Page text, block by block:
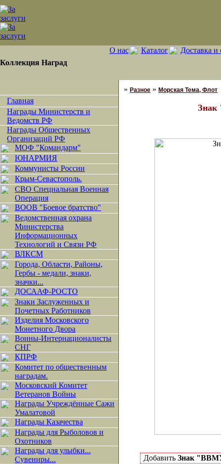
Коллекция Наград
О нас Каталог Доставка и
Главная
Награды Министерств и
Ведомств РФ
Награды Общественных
Организаций РФ
МОФ "Командарм"
ЮНАРМИЯ
Коммунисты России
Крым-Севастополь.
СВО Специальная Военная
Операция
ВООВ "Боевое братство"
Ведомственная охрана
Министерства
Информационных
Технологий и Связи РФ
ВЛКСМ
Города, Области, Районы,
Гербы - медали, знаки,
значки...
ДОСААФ-РОСТО
Знаки Заслуженных и
Почетных Работников
Изделия Московского
Монетного Двора
Воины-Интернационалисты
СНГ
КПРФ
Комитет по общественным
наградам.
Московский Комитет
Ветеранов Войны
Награды Учреждённые Сажи
Умалатовой
Награды Казачества
Награды для Рыболовов и
Охотников
Награды для улыбки...
Сувениры...
» Разное » Морская Тема, Флот
Добавить Знак